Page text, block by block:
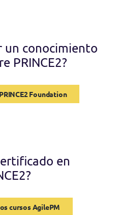
un conocimiento
PRINCE2?
Foundation
en
cursos AgilePM